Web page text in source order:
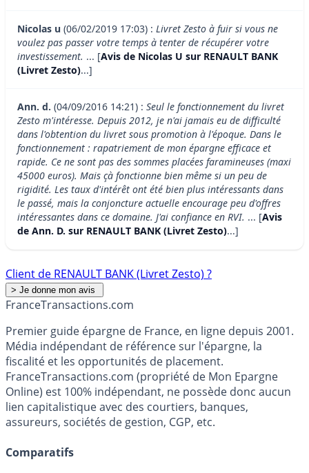
Nicolas u (06/02/2019 17:03) : Livret Zesto à fuir si vous ne
voulez pas passer votre temps à tenter de récupérer votre
investissement. ... [Avis de Nicolas U sur RENAULT BANK
(Livret Zesto)...]
Ann. d. (04/09/2016 14:21) : Seul le fonctionnement du livret
Zesto m'intéresse. Depuis 2012, je n'ai jamais eu de difficulté
dans l'obtention du livret sous promotion à l'époque. Dans le
fonctionnement : rapatriement de mon épargne efficace et
rapide. Ce ne sont pas des sommes placées faramineuses (maxi
45000 euros). Mais çà fonctionne bien même si un peu de
rigidité. Les taux d'intérêt ont été bien plus intéressants dans
le passé, mais la conjoncture actuelle encourage peu d'offres
intéressantes dans ce domaine. J'ai confiance en RVI. ... [Avis
de Ann. D. sur RENAULT BANK (Livret Zesto)...]
Client de RENAULT BANK (Livret Zesto) ?
FranceTransactions.com
Premier guide épargne de France, en ligne depuis 2001.
Média indépendant de référence sur l'épargne, la
fiscalité et les opportunités de placement.
FranceTransactions.com (propriété de Mon Epargne
Online) est 100% indépendant, ne possède donc aucun
lien capitalistique avec des courtiers, banques,
assureurs, sociétés de gestion, CGP, etc.
Comparatifs